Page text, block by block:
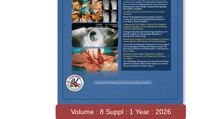
Volume : 8 Suppl : 1 Year : 2026